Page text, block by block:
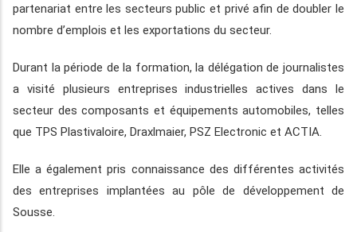
partenariat entre les secteurs public et privé afin de doubler le
nombre d’emplois et les exportations du secteur.
Durant la période de la formation, la délégation de journalistes
a visité plusieurs entreprises industrielles actives dans le
secteur des composants et équipements automobiles, telles
que TPS Plastivaloire, Draxlmaier, PSZ Electronic et ACTIA.
Elle a également pris connaissance des différentes activités
des entreprises implantées au pôle de développement de
Sousse.